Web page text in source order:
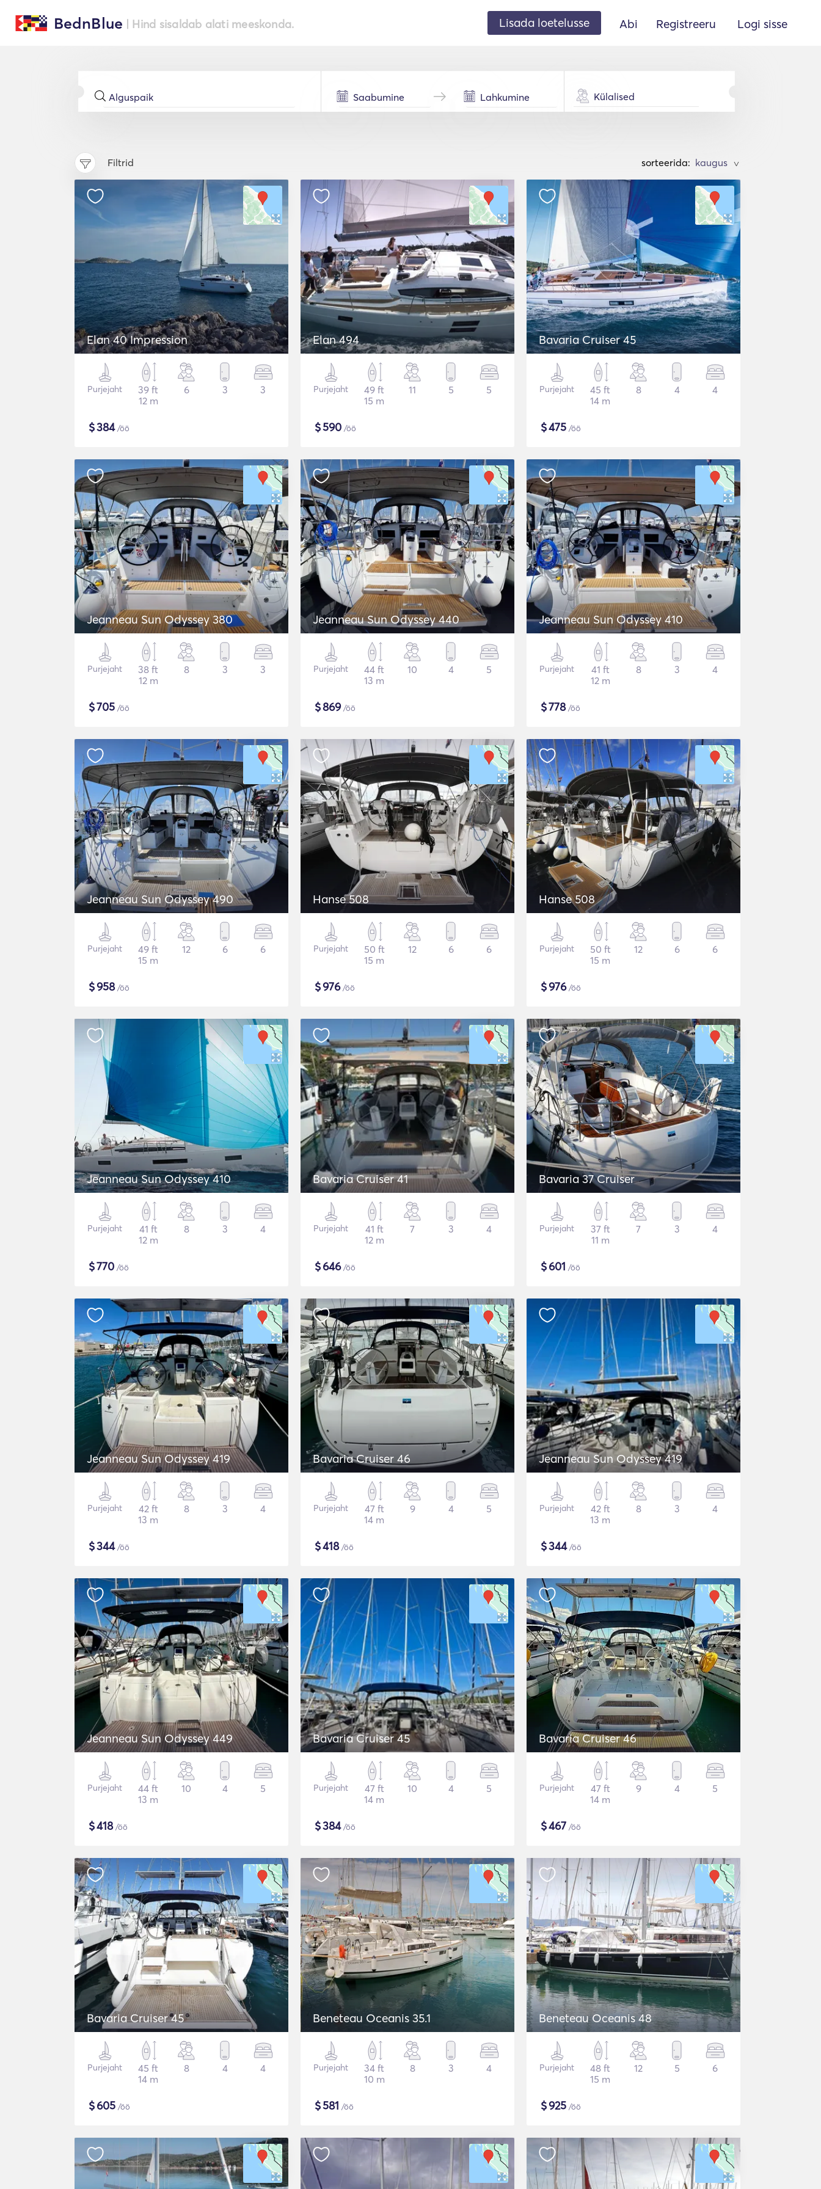
BednBlue | Hind sisaldab alati meeskonda. Lisada loetelusse Abi Registreeru Logi sisse
Külalised
Filtrid sorteerida: >
Elan 40 Impression
Purjejaht
39 ft
12 m
6 3 3
$384/öö
Elan 494
Purjejaht
49 ft
15 m
11 5 5
$590 /öö
Bavaria Cruiser 45
Purjejaht
45 ft
14 m
8 4 4
$475 /öö
Jeanneau Sun Odyssey 380
Purjejaht
38 ft
12 m
8 3 3
$705 /öö
Jeanneau Sun Odyssey 440
Purjejaht
44 ft
13 m
10 4 5
$869/öö
Jeanneau Sun Odyssey 410
Purjejaht
41 ft
12 m
8 3 4
$778/öö
Jeanneau Sun Odyssey 490
Purjejaht
49 ft
15 m
12 6 6
$958/öö
Hanse 508
Purjejaht
50 ft
15 m
12 6 6
$976/öö
Hanse 508
Purjejaht
50 ft
15 m
12 6 6
$976/öö
Jeanneau Sun Odyssey 410
Purjejaht
41 ft
12 m
8 3 4
$770 /öö
Bavaria Cruiser 41
Purjejaht
41 ft
12 m
7 3 4
$646/öö
Bavaria 37 Cruiser
Purjejaht
37 ft
11 m
7 3 4
$601 /öö
Jeanneau Sun Odyssey 419
Purjejaht
42 ft
13 m
8 3 4
$344/öö
Bavaria Cruiser 46
Purjejaht
47 ft
14 m
9 4 5
$418/öö
Jeanneau Sun Odyssey 419
Purjejaht
42 ft
13 m
8 3 4
$344/öö
Jeanneau Sun Odyssey 449
Purjejaht
44 ft
13 m
10 4 5
$418/öö
Bavaria Cruiser 45
Purjejaht
47 ft
14 m
10 4 5
$384/öö
Bavaria Cruiser 46
Purjejaht
47 ft
14 m
9 4 5
$467 /öö
Bavaria Cruiser 45
Purjejaht
45 ft
14 m
8 4 4
$605 /öö
Beneteau Oceanis 35.1
Purjejaht
34 ft
10 m
8 3 4
$581 /öö
Beneteau Oceanis 48
Purjejaht
48 ft
15 m
12 5 6
$925 /öö